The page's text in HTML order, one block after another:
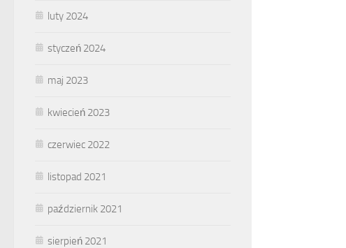
luty 2024
styczeń 2024
maj 2023
kwiecień 2023
czerwiec 2022
listopad 2021
październik 2021
sierpień 2021